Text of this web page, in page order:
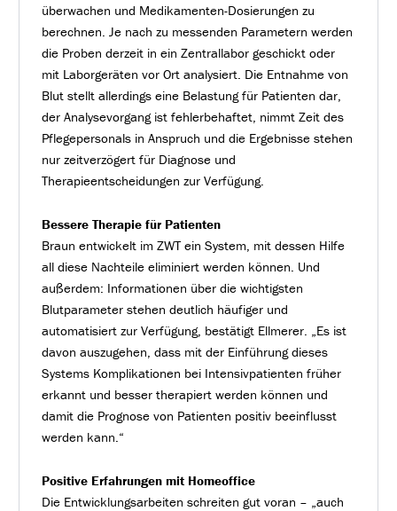
überwachen und Medikamenten-Dosierungen zu
berechnen. Je nach zu messenden Parametern werden
die Proben derzeit in ein Zentrallabor geschickt oder
mit Laborgeräten vor Ort analysiert. Die Entnahme von
Blut stellt allerdings eine Belastung für Patienten dar,
der Analysevorgang ist fehlerbehaftet, nimmt Zeit des
Pflegepersonals in Anspruch und die Ergebnisse stehen
nur zeitverzögert für Diagnose und
Therapieentscheidungen zur Verfügung.
Bessere Therapie für Patienten
Braun entwickelt im ZWT ein System, mit dessen Hilfe
all diese Nachteile eliminiert werden können. Und
außerdem: Informationen über die wichtigsten
Blutparameter stehen deutlich häufiger und
automatisiert zur Verfügung, bestätigt Ellmerer. „Es ist
davon auszugehen, dass mit der Einführung dieses
Systems Komplikationen bei Intensivpatienten früher
erkannt und besser therapiert werden können und
damit die Prognose von Patienten positiv beeinflusst
werden kann.“
Positive Erfahrungen mit Homeoffice
Die Entwicklungsarbeiten schreiten gut voran – „auch